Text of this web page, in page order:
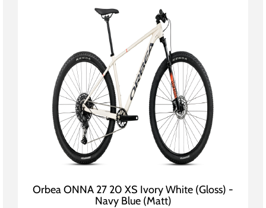
Orbea ONNA 27 20 XS Ivory White (Gloss) -
Navy Blue (Matt)